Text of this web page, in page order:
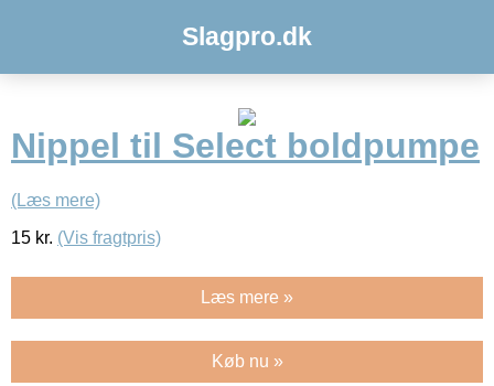
Slagpro.dk
Nippel til Select boldpumpe
(Læs mere)
15 kr. (Vis fragtpris)
Læs mere »
Køb nu »